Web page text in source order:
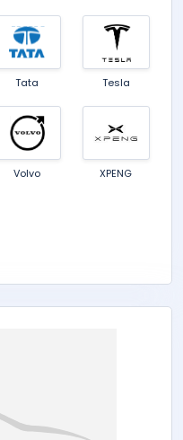
Tata Tesla
Volvo XPENG